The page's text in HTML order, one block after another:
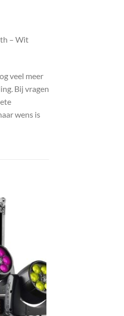
– Wit
veel meer
Bij vragen
wens is